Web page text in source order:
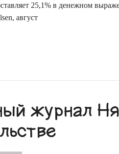
25,1% в денежном
август
журнал